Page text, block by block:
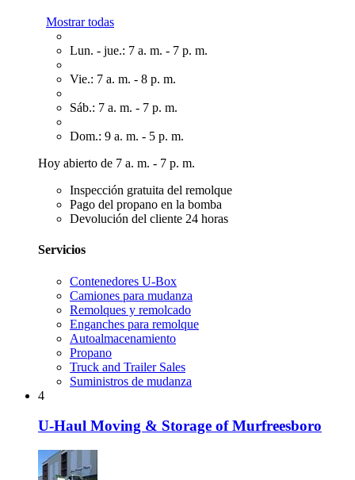
Mostrar todas
Lun. - jue.: 7 a. m. - 7 p. m.
Vie.: 7 a. m. - 8 p. m.
Sáb.: 7 a. m. - 7 p. m.
Dom.: 9 a. m. - 5 p. m.
Hoy abierto de 7 a. m. - 7 p. m.
Inspección gratuita del remolque
Pago del propano en la bomba
Devolución del cliente 24 horas
Servicios
Contenedores U-Box
Camiones para mudanza
Remolques y remolcado
Enganches para remolque
Autoalmacenamiento
Propano
Truck and Trailer Sales
Suministros de mudanza
4
U-Haul Moving & Storage of Murfreesboro